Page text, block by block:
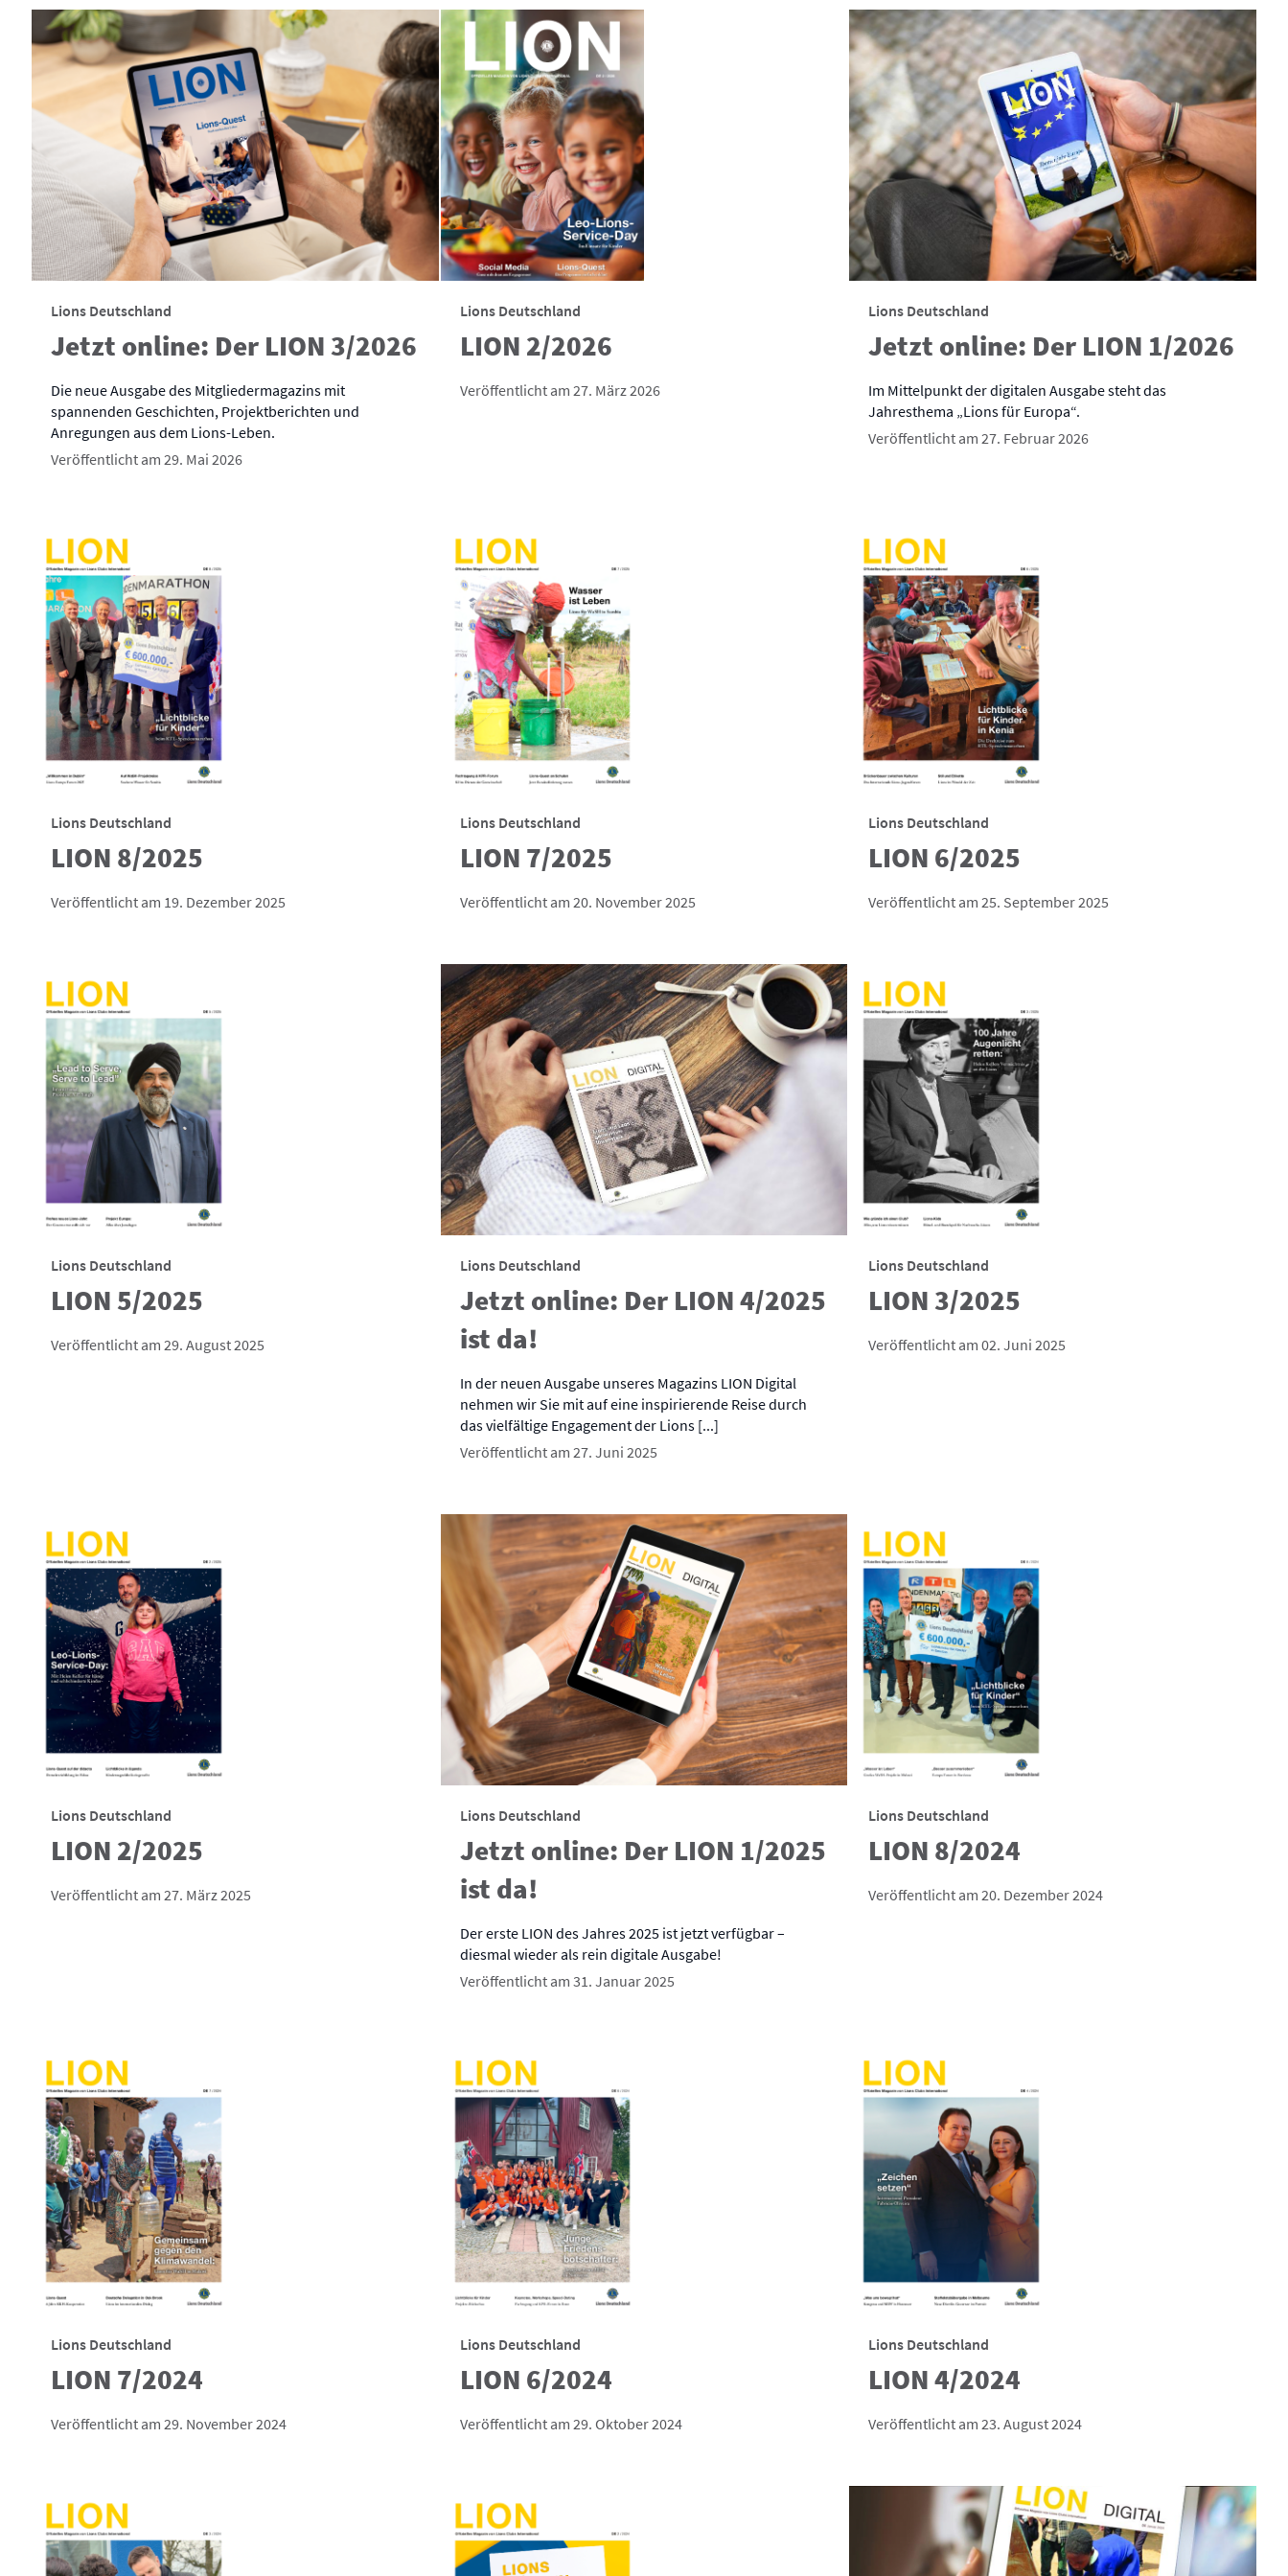
Lions Deutschland
Jetzt online: Der LION 3/2026
Die neue Ausgabe des Mitgliedermagazins mit
spannenden Geschichten, Projektberichten und
Anregungen aus dem Lions-Leben.
Veröffentlicht am 29. Mai 2026
Lions Deutschland
LION 2/2026
Veröffentlicht am 27. März 2026
Lions Deutschland
Jetzt online: Der LION 1/2026
Im Mittelpunkt der digitalen Ausgabe steht das
Jahresthema „Lions für Europa“.
Veröffentlicht am 27. Februar 2026
Lions Deutschland
LION 8/2025
Veröffentlicht am 19. Dezember 2025
Lions Deutschland
LION 7/2025
Veröffentlicht am 20. November 2025
Lions Deutschland
LION 6/2025
Veröffentlicht am 25. September 2025
Lions Deutschland
LION 5/2025
Veröffentlicht am 29. August 2025
Lions Deutschland
Jetzt online: Der LION 4/2025
ist da!
In der neuen Ausgabe unseres Magazins LION Digital
nehmen wir Sie mit auf eine inspirierende Reise durch
das vielfältige Engagement der Lions [...]
Veröffentlicht am 27. Juni 2025
Lions Deutschland
LION 3/2025
Veröffentlicht am 02. Juni 2025
Lions Deutschland
LION 2/2025
Veröffentlicht am 27. März 2025
Lions Deutschland
Jetzt online: Der LION 1/2025
ist da!
Der erste LION des Jahres 2025 ist jetzt verfügbar –
diesmal wieder als rein digitale Ausgabe!
Veröffentlicht am 31. Januar 2025
Lions Deutschland
LION 8/2024
Veröffentlicht am 20. Dezember 2024
Lions Deutschland
LION 7/2024
Veröffentlicht am 29. November 2024
Lions Deutschland
LION 6/2024
Veröffentlicht am 29. Oktober 2024
Lions Deutschland
LION 4/2024
Veröffentlicht am 23. August 2024